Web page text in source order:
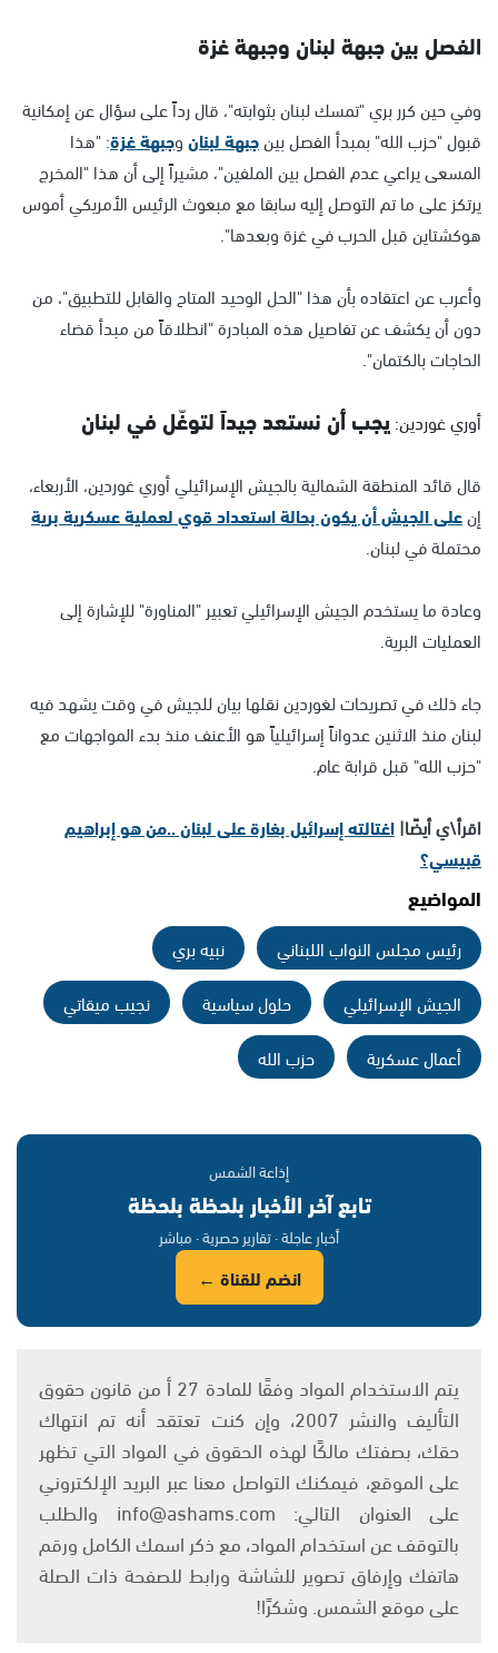
الفصل بين جبهة لبنان وجبهة غزة
وفي حين كرر بري "تمسك لبنان بثوابته"، قال رداً على سؤال عن إمكانية
قبول "حزب الله" بمبدأ الفصل بينجبهة لبنانوجبهة غزة: "هذا
المسعى يراعي عدم الفصل بين الملفين"، مشيراً إلى أن هذا "المخرج
يرتكز على ما تم التوصل إليه سابقا مع مبعوث الرئيس الأمريكي أموس
هوكشتاين قبل الحرب في غزة وبعدها".
وأعرب عن اعتقاده بأن هذا "الحل الوحيد المتاح والقابل للتطبيق"، من
دون أن يكشف عن تفاصيل هذه المبادرة "انطلاقاً من مبدأ قضاء
الحاجات بالكتمان".
أوري غوردين: يجب أن نستعد جيداً لتوغّل في لبنان
قال قائد المنطقة الشمالية بالجيش الإسرائيلي أوري غوردين، الأربعاء،
إنعلى الجيش أن يكون بحالة استعداد قوي لعملية عسكرية برية
محتملة في لبنان.
وعادة ما يستخدم الجيش الإسرائيلي تعبير "المناورة" للإشارة إلى
العمليات البرية.
جاء ذلك في تصريحات لغوردين نقلها بيان للجيش في وقت يشهد فيه
لبنان منذ الاثنين عدواناً إسرائيلياً هو الأعنف منذ بدء المواجهات مع
"حزب الله" قبل قرابة عام.
اقرأ\ي أيضًا|اغتالته إسرائيل بغارة على لبنان ..من هو إبراهيم
قبيسي؟
المواضيع
رئيس مجلس النواب اللبناني
نبيه بري
الجيش الإسرائيلي
حلول سياسية
نجيب ميقاتي
أعمال عسكرية
حزب الله
إذاعة الشمس
تابع آخر الأخبار بلحظة بلحظة
أخبار عاجلة · تقارير حصرية · مباشر
انضم للقناة ←
يتم الاستخدام المواد وفقًا للمادة 27 أ من قانون حقوق
التأليف والنشر 2007، وإن كنت تعتقد أنه تم انتهاك
حقك، بصفتك مالكًا لهذه الحقوق في المواد التي تظهر
على الموقع، فيمكنك التواصل معنا عبر البريد الإلكتروني
على العنوان التالي: info@ashams.com والطلب
بالتوقف عن استخدام المواد، مع ذكر اسمك الكامل ورقم
هاتفك وإرفاق تصوير للشاشة ورابط للصفحة ذات الصلة
على موقع الشمس. وشكرًا!